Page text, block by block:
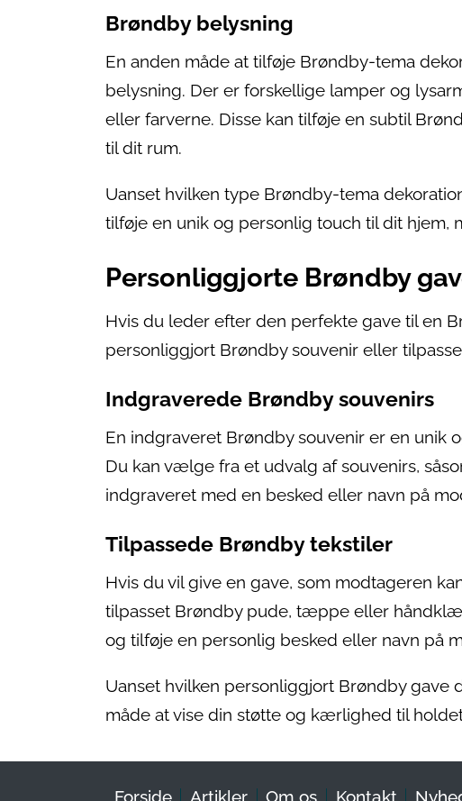
Brøndby belysning
En anden måde at tilføje Brøndby-tema
belysning. Der er forskellige lamper og
eller farverne. Disse kan tilføje en subtil
til dit rum.
Uanset hvilken type Brøndby-tema
tilføje en unik og personlig touch til dit hjem,
Personliggjorte Brøndby
Hvis du leder efter den perfekte gave til en
personliggjort Brøndby souvenir eller
Indgraverede Brøndby souvenirs
En indgraveret Brøndby souvenir er en unik
Du kan vælge fra et udvalg af souvenirs,
indgraveret med en besked eller navn på
Tilpassede Brøndby tekstiler
Hvis du vil give en gave, som modtageren
tilpasset Brøndby pude, tæppe eller
og tilføje en personlig besked eller navn på
Uanset hvilken personliggjort Brøndby
måde at vise din støtte og kærlighed til